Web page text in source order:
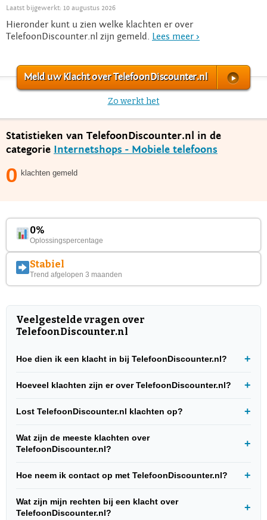
Laatst bijgewerkt: 10 augustus 2026
Hieronder kunt u zien welke klachten er over
TelefoonDiscounter.nl zijn gemeld. Lees meer >
Meld uw Klacht over TelefoonDiscounter.nl
Zo werkt het
Statistieken van TelefoonDiscounter.nl in de
categorie Internetshops - Mobiele telefoons
0 klachten gemeld
0%
Oplossingspercentage
Stabiel
Trend afgelopen 3 maanden
Veelgestelde vragen over
TelefoonDiscounter.nl
Hoe dien ik een klacht in bij TelefoonDiscounter.nl?
Hoeveel klachten zijn er over TelefoonDiscounter.nl?
Lost TelefoonDiscounter.nl klachten op?
Wat zijn de meeste klachten over
TelefoonDiscounter.nl?
Hoe neem ik contact op met TelefoonDiscounter.nl?
Wat zijn mijn rechten bij een klacht over
TelefoonDiscounter.nl?